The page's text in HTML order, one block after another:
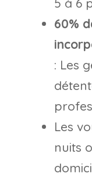
5 à 6
60%
: Les
Les
nuits